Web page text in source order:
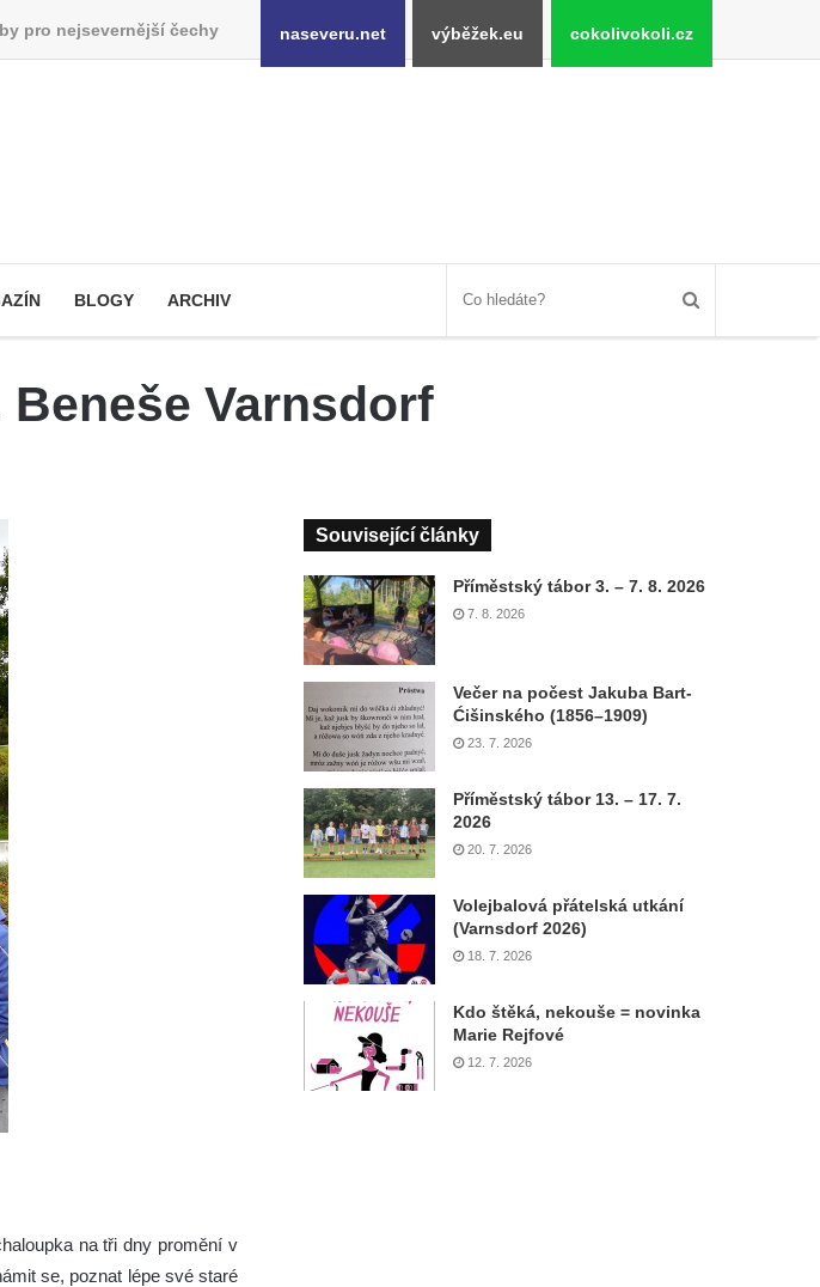
pro nejsevernější čechy naseveru.net výběžek.eu cokolivokoli.cz
BLOGY ARCHIV
Varnsdorf
na tři dny promění v
se, poznat lépe své staré
Související články
Příměstský tábor 3. – 7. 8. 2026
7. 8. 2026
Večer na počest Jakuba Bart-
Ćišinského (1856–1909)
23. 7. 2026
Příměstský tábor 13. – 17. 7.
2026
20. 7. 2026
Volejbalová přátelská utkání
(Varnsdorf 2026)
18. 7. 2026
Kdo štěká, nekouše = novinka
Marie Rejfové
12. 7. 2026